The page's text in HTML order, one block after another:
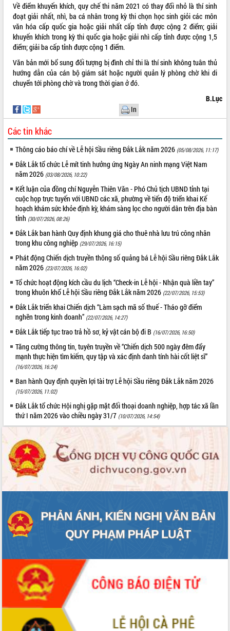
Về điểm khuyến khích, quy chế thi năm 2021 có thay đổi nhỏ là thí sinh
đoạt giải nhất, nhì, ba cá nhân trong kỳ thi chọn học sinh giỏi các môn
văn hóa cấp quốc gia hoặc giải nhất cấp tỉnh được cộng 2 điểm; giải
khuyến khích trong kỳ thi quốc gia hoặc giải nhì cấp tỉnh được cộng 1,5
điểm; giải ba cấp tỉnh được cộng 1 điểm.
Văn bản mới bổ sung đối tượng bị đình chỉ thi là thí sinh không tuân thủ
hướng dẫn của cán bộ giám sát hoặc người quản lý phòng chờ khi di
chuyển tới phòng chờ và trong thời gian ở đó.
B.Lục
In
Các tin khác
Thông cáo báo chí về Lễ hội Sầu riêng Đắk Lắk năm 2026 (05/08/2026, 11:17)
Đắk Lắk tổ chức Lễ mít tinh hưởng ứng Ngày An ninh mạng Việt Nam
năm 2026 (03/08/2026, 10:22)
Kết luận của đồng chí Nguyễn Thiên Văn - Phó Chủ tịch UBND tỉnh tại
cuộc họp trực tuyến với UBND các xã, phường về tiến độ triển khai Kế
hoạch khám sức khỏe định kỳ, khám sàng lọc cho người dân trên địa bàn
tỉnh (30/07/2026, 08:26)
Đắk Lắk ban hành Quy định khung giá cho thuê nhà lưu trú công nhân
trong khu công nghiệp (29/07/2026, 16:15)
Phát động Chiến dịch truyền thông số quảng bá Lễ hội Sầu riêng Đắk Lắk
năm 2026 (23/07/2026, 16:02)
Tổ chức hoạt động kích cầu du lịch “Check-in Lễ hội - Nhận quà liền tay”
trong khuôn khổ Lễ hội Sầu riêng Đắk Lắk năm 2026 (22/07/2026, 15:53)
Đắk Lắk triển khai Chiến dịch “Làm sạch mã số thuế - Tháo gỡ điểm
nghẽn trong kinh doanh” (22/07/2026, 14:27)
Đắk Lắk tiếp tục trao trả hồ sơ, kỷ vật cán bộ đi B (16/07/2026, 16:50)
Tăng cường thông tin, tuyên truyền về “Chiến dịch 500 ngày đêm đẩy
mạnh thực hiện tìm kiếm, quy tập và xác định danh tính hài cốt liệt sĩ”
(16/07/2026, 16:24)
Ban hành Quy định quyền lợi tài trợ Lễ hội Sầu riêng Đắk Lắk năm 2026
(15/07/2026, 11:02)
Đắk Lắk tổ chức Hội nghị gặp mặt đối thoại doanh nghiệp, hợp tác xã lần
thứ I năm 2026 vào chiều ngày 31/7 (10/07/2026, 14:54)